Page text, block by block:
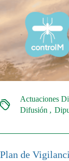
Actuaciones
Difusión
Plan de